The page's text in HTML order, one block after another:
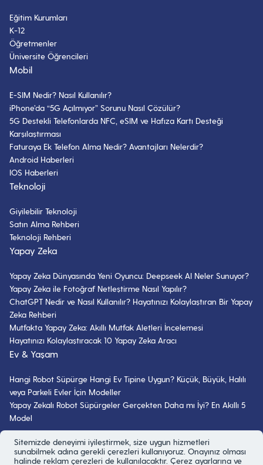
Eğitim Kurumları
K-12
Öğretmenler
Üniversite Öğrencileri
Mobil
E-SIM Nedir? Nasıl Kullanılır?
iPhone’da “5G Açılmıyor” Sorunu Nasıl Çözülür?
5G Destekli Telefonlarda NFC, eSIM ve Hafıza Kartı Desteği
Karşılaştırması
Faturaya Ek Telefon Alma Nedir? Avantajları Nelerdir?
Android Haberleri
IOS Haberleri
Teknoloji
Giyilebilir Teknoloji
Satın Alma Rehberi
Teknoloji Rehberi
Yapay Zeka
Yapay Zeka Dünyasında Yeni Oyuncu: Deepseek AI Neler Sunuyor?
Yapay Zeka ile Fotoğraf Netleştirme Nasıl Yapılır?
ChatGPT Nedir ve Nasıl Kullanılır? Hayatınızı Kolaylaştıran Bir Yapay
Zeka Rehberi
Mutfakta Yapay Zeka: Akıllı Mutfak Aletleri İncelemesi
Hayatınızı Kolaylaştıracak 10 Yapay Zeka Aracı
Ev & Yaşam
Hangi Robot Süpürge Hangi Ev Tipine Uygun? Küçük, Büyük, Halılı
veya Parkeli Evler İçin Modeller
Yapay Zekalı Robot Süpürgeler Gerçekten Daha mı İyi? En Akıllı 5
Model